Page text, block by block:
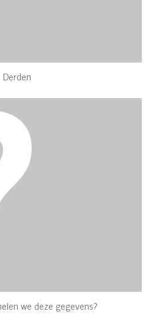
Derden
we deze gegevens?